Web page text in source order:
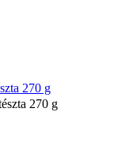
270 g
270 g